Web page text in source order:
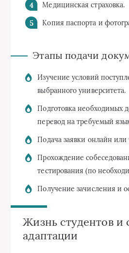
Медицинская страховка.
Копия паспорта и
Этапы подачи
Изучение условий
выбранного университета.
Подготовка необходимых
перевод на требуемый
Подача заявки онлайн или
Прохождение
тестирования (по
Получение зачисления и
Жизнь студентов и
адаптации